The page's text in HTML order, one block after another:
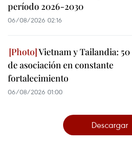
período 2026-2030
06/08/2026 02:16
Vietnam y Tailandia: 50
de asociación en constante
fortalecimiento
06/08/2026 01:00
Descargar